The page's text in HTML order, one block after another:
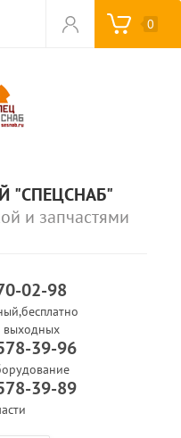
0
"СПЕЦСНАБ"
и запчастями
02-98
выходных
39-96
39-89